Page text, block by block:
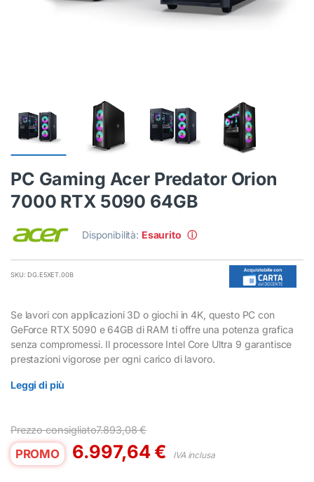
PC Gaming Acer Predator Orion
7000 RTX 5090 64GB
Disponibilità: Esaurito ⓘ
SKU: DG.E5XET.00B
Se lavori con applicazioni 3D o giochi in 4K, questo PC con
GeForce RTX 5090 e 64GB di RAM ti offre una potenza grafica
senza compromessi. Il processore Intel Core Ultra 9 garantisce
prestazioni vigorose per ogni carico di lavoro.
Leggi di più
Prezzo consigliato7.893,08€
PROMO 6.997,64€ IVA inclusa